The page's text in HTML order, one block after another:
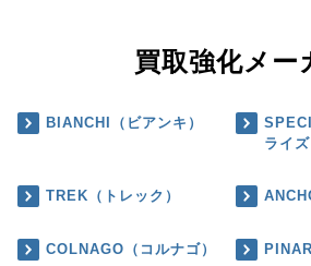
買取強化メー
BIANCHI（ビアンキ）
ライズ
TREK（トレック）
COLNAGO（コルナゴ）